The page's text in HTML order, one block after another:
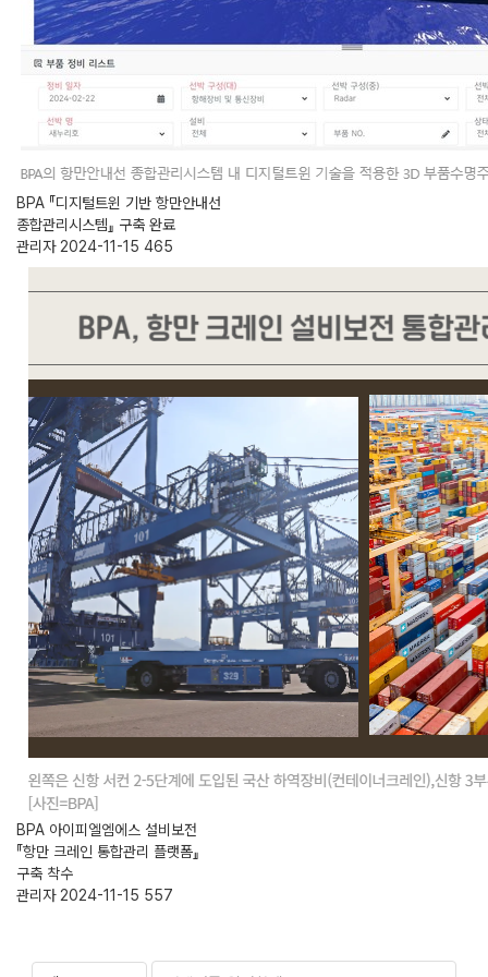
BPA 『디지털트윈 기반 항만안내선
종합관리시스템』 구축 완료
관리자 2024-11-15 465
BPA 아이피엘엠에스 설비보전
『항만 크레인 통합관리 플랫폼』
구축 착수
관리자 2024-11-15 557